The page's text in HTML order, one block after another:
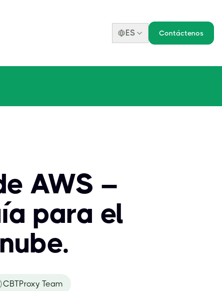
ES Contáctenos
AWS –
para el
CBTProxy Team